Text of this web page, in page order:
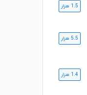
1.5 هزار
5.5 هزار
1.4 هزار